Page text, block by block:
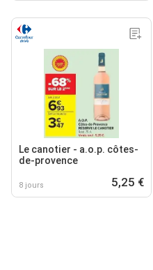
Le canotier - a.o.p. côtes-
de-provence
8 jours 5,25 €